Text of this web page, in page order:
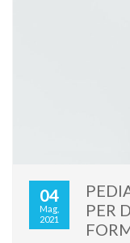
04
Mag,
2021
PER